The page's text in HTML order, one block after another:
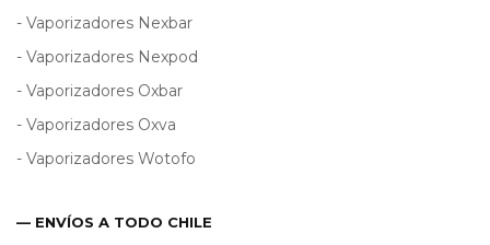
- Vaporizadores Nexbar
- Vaporizadores Nexpod
- Vaporizadores Oxbar
- Vaporizadores Oxva
- Vaporizadores Wotofo
— ENVÍOS A TODO CHILE